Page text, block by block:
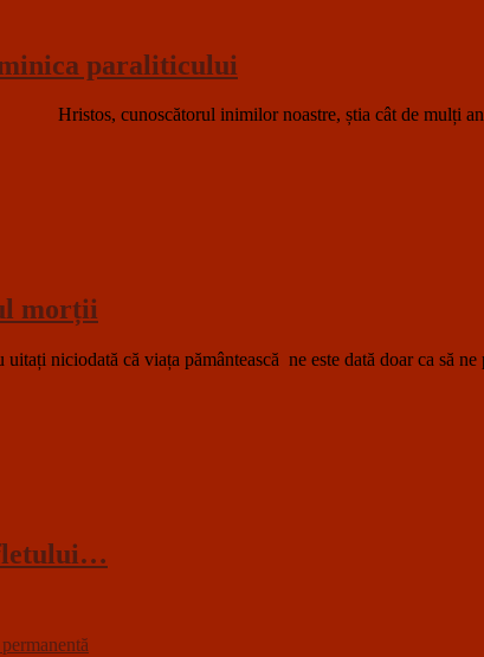
paraliticului
cunoscătorul inimilor noastre, știa cât de mulți ani
morții
niciodată că viața pământească ne este dată doar ca să ne